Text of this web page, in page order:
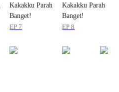
Kakakku Parah
Banget!
EP 7
Kakakku Parah
Banget!
EP 8